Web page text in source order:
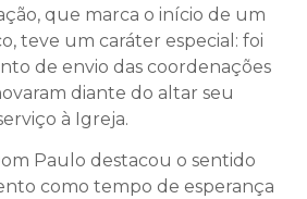
que marca o início de um
teve um caráter especial: foi
de envio das coordenações
diante do altar seu
à Igreja.
Paulo destacou o sentido
como tempo de esperança